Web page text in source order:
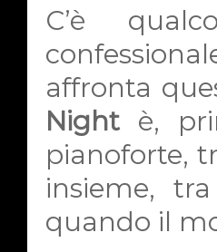
C’è
affronta
Night è,
pianoforte,
insieme,
quando il